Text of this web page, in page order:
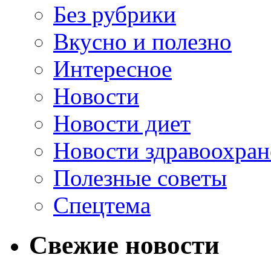
Без рубрики
Вкусно и полезно
Интересное
Новости
Новости диет
Новости
Полезные советы
Спецтема
Свежие новости